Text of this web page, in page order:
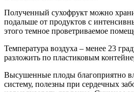
Полученный сухофрукт можно
подальше от продуктов с
этого темное проветриваемое
Температура воздуха – менее 23
разложить по пластиковым
Высушенные плоды благоприятно
систему, полезны при сердечных